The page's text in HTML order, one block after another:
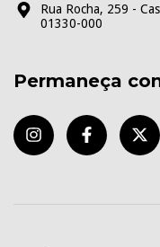
Rua Rocha, 259 -
01330-000
Permaneça